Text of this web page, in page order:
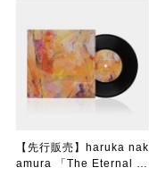
【先行販売】haruka nak
amura 「The Eternal Vi